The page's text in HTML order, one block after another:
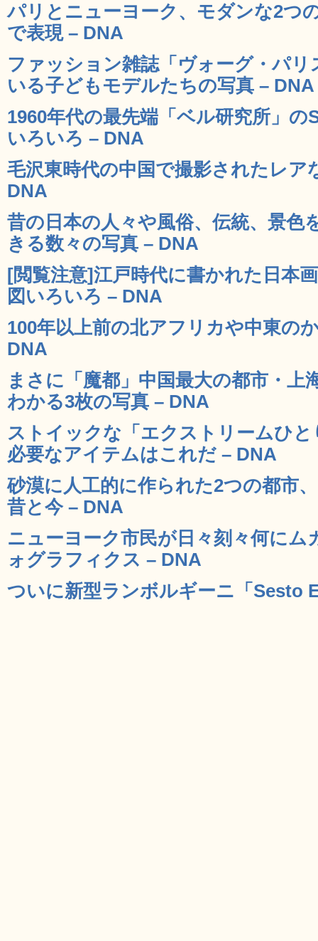
パリとニューヨーク、モダンな2つ
で表現 – DNA
ファッション雑誌「ヴォーグ・パ
いる子どもモデルたちの写真 – DNA
1960年代の最先端「ベル研究所」の
いろいろ – DNA
毛沢東時代の中国で撮影されたレア
DNA
昔の日本の人々や風俗、伝統、景色
きる数々の写真 – DNA
[閲覧注意]江戸時代に書かれた日本
図いろいろ – DNA
100年以上前の北アフリカや中東の
DNA
まさに「魔都」中国最大の都市・上
わかる3枚の写真 – DNA
ストイックな「エクストリームひ
必要なアイテムはこれだ – DNA
砂漠に人工的に作られた2つの都市
昔と今 – DNA
ニューヨーク市民が日々刻々何に
ォグラフィクス – DNA
ついに新型ランボルギーニ「Sesto